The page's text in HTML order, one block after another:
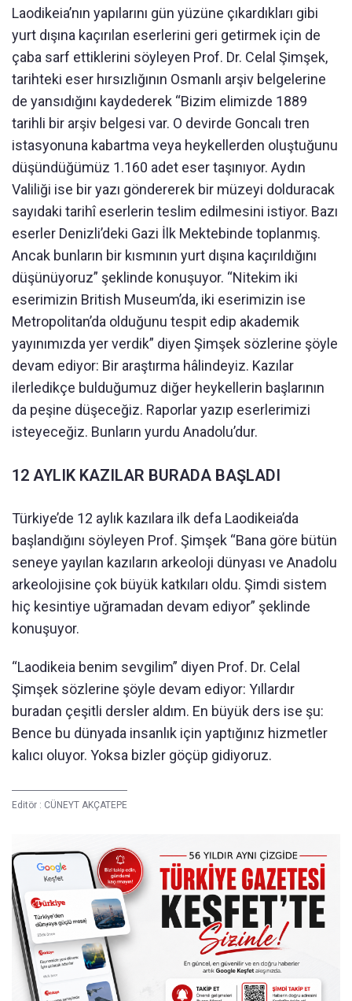
Laodikeia’nın yapılarını gün yüzüne çıkardıkları gibi
yurt dışına kaçırılan eserlerini geri getirmek için de
çaba sarf ettiklerini söyleyen Prof. Dr. Celal Şimşek,
tarihteki eser hırsızlığının Osmanlı arşiv belgelerine
de yansıdığını kaydederek “Bizim elimizde 1889
tarihli bir arşiv belgesi var. O devirde Goncalı tren
istasyonuna kabartma veya heykellerden oluştuğunu
düşündüğümüz 1.160 adet eser taşınıyor. Aydın
Valiliği ise bir yazı göndererek bir müzeyi dolduracak
sayıdaki tarihî eserlerin teslim edilmesini istiyor. Bazı
eserler Denizli’deki Gazi İlk Mektebinde toplanmış.
Ancak bunların bir kısmının yurt dışına kaçırıldığını
düşünüyoruz” şeklinde konuşuyor. “Nitekim iki
eserimizin British Museum’da, iki eserimizin ise
Metropolitan’da olduğunu tespit edip akademik
yayınımızda yer verdik” diyen Şimşek sözlerine şöyle
devam ediyor: Bir araştırma hâlindeyiz. Kazılar
ilerledikçe bulduğumuz diğer heykellerin başlarının
da peşine düşeceğiz. Raporlar yazıp eserlerimizi
isteyeceğiz. Bunların yurdu Anadolu’dur.
12 AYLIK KAZILAR BURADA BAŞLADI
Türkiye’de 12 aylık kazılara ilk defa Laodikeia’da
başlandığını söyleyen Prof. Şimşek “Bana göre bütün
seneye yayılan kazıların arkeoloji dünyası ve Anadolu
arkeolojisine çok büyük katkıları oldu. Şimdi sistem
hiç kesintiye uğramadan devam ediyor” şeklinde
konuşuyor.
“Laodikeia benim sevgilim” diyen Prof. Dr. Celal
Şimşek sözlerine şöyle devam ediyor: Yıllardır
buradan çeşitli dersler aldım. En büyük ders ise şu:
Bence bu dünyada insanlık için yaptığınız hizmetler
kalıcı oluyor. Yoksa bizler göçüp gidiyoruz.
Editör : CÜNEYT AKÇATEPE